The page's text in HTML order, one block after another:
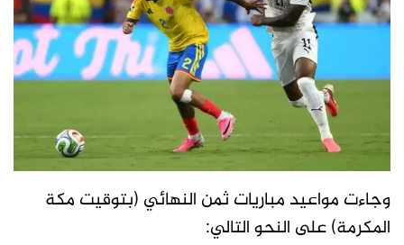
وجاءت مواعيد مباريات ثمن النهائي (بتوقيت مكة
المكرمة) على النحو التالي: